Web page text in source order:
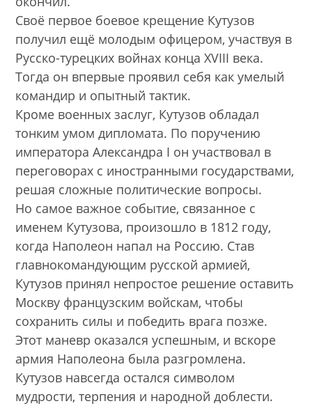
Своё первое боевое крещение Кутузов
получил ещё молодым офицером, участвуя в
Русско-турецких войнах конца XVIII века.
Тогда он впервые проявил себя как умелый
командир и опытный тактик.
Кроме военных заслуг, Кутузов обладал
тонким умом дипломата. По поручению
императора Александра I он участвовал в
переговорах с иностранными государствами,
решая сложные политические вопросы.
Но самое важное событие, связанное с
именем Кутузова, произошло в 1812 году,
когда Наполеон напал на Россию. Став
главнокомандующим русской армией,
Кутузов принял непростое решение оставить
Москву французским войскам, чтобы
сохранить силы и победить врага позже.
Этот маневр оказался успешным, и вскоре
армия Наполеона была разгромлена.
Кутузов навсегда остался символом
мудрости, терпения и народной доблести.